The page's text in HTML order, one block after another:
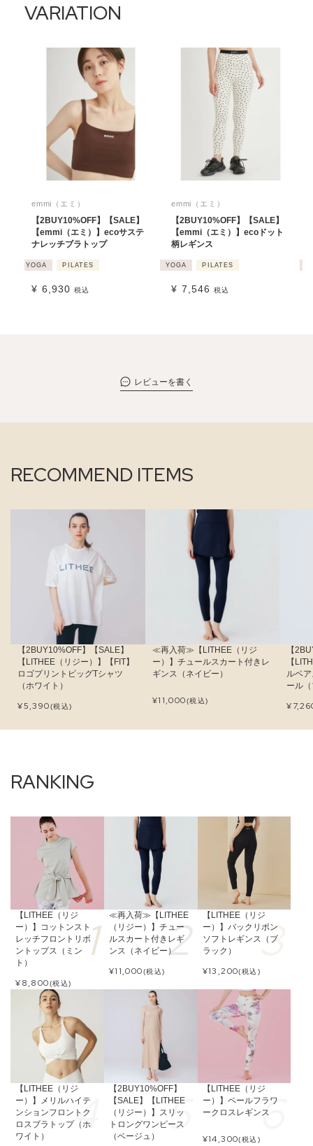
VARIATION
emmi（エミ）
【2BUY10%OFF】【SALE】
【emmi（エミ）】ecoサステ
ナレッチブラトップ
YOGA PILATES
¥ 6,930 税込
emmi（エミ）
【2BUY10%OFF】【SALE】
【emmi（エミ）】ecoドット
柄レギンス
YOGA PILATES
¥ 7,546 税込
レビューを書く
RECOMMEND ITEMS
【2BUY10%OFF】【SALE】
【LITHEE（リジー）】【FIT】
ロゴプリントビッグTシャツ
（ホワイト）
¥5,390(税込)
≪再入荷≫【LITHEE（リジ
ー）】チュールスカート付きレ
ギンス（ネイビー）
¥11,000(税込)
【
【
ルベ
ール
¥
【LITHEE（リジ
ー）】コットンスト
レッチフロントリボ
ントップス（ミン
ト）
¥8,800(税込)
≪再入荷≫【LITHEE
（リジー）】チュー
ルスカート付きレギ
ンス（ネイビー）
¥11,000(税込)
【LITHEE（リジ
ー）】バックリボン
ソフトレギンス（ブ
ラック）
¥13,200(税込)
【LITHEE（リジ
ー）】メリルハイテ
ンションフロントク
ロスブラトップ（ホ
ワイト）
【2BUY10%OFF】
【SALE】【LITHEE
（リジー）】スリッ
トロングワンピース
（ベージュ）
【LITHEE（リジ
ー）】ペールフラワ
ークロスレギンス
¥14,300(税込)